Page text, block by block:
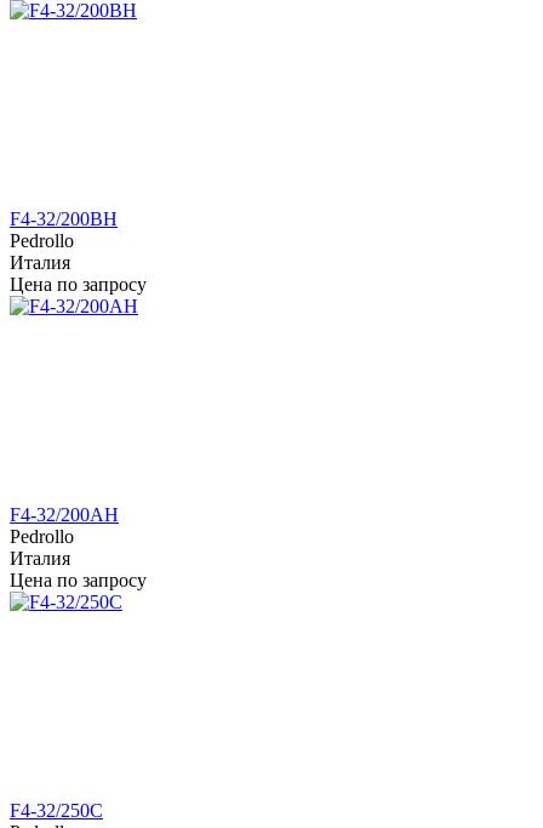
F4-32/200BH
Pedrollo
Италия
Цена по запросу
F4-32/200AH
Pedrollo
Италия
Цена по запросу
F4-32/250C